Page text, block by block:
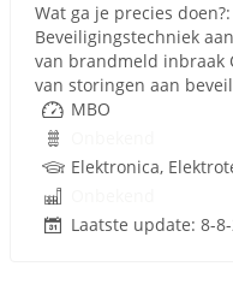
Wat ga je precies
Beveiligingstechniek
van brandmeld inbraak
van storingen aan
MBO
Laatste update: 8-